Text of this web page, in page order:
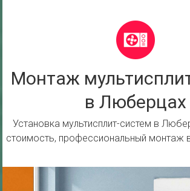
Монтаж
в Люберцах
Установка мультисплит-систем в
стоимость, профессиональный монтаж